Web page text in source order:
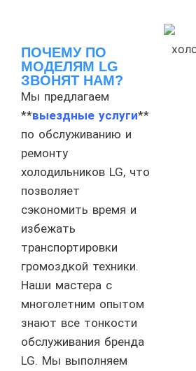
ПОЧЕМУ ПО
МОДЕЛЯМ LG
ЗВОНЯТ НАМ?
Мы предлагаем
**выездные услуги**
по обслуживанию и
ремонту
холодильников LG, что
позволяет
сэкономить время и
избежать
транспортировки
громоздкой техники.
Наши мастера с
многолетним опытом
знают все тонкости
обслуживания бренда
LG. Мы выполняем